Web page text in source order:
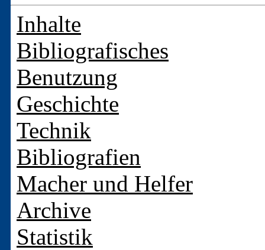
Inhalte
Bibliografisches
Benutzung
Geschichte
Technik
Bibliografien
Macher und Helfer
Archive
Statistik